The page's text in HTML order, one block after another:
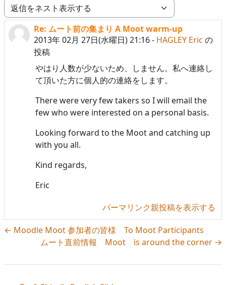
表示モード
Re: ムート前の集まり A Moot warm-up
2013年 02月 27日(水曜日) 21:16- HAGLEY Eric の
投稿
返信数: 0
やはり人数が少ないため、しません。私へ連絡し
て頂いた方に個人的の連絡をします。
There were very few takers so I will email the
few who were interested on a personal basis.
Looking forward to the Moot and catching up
with you all.
Kind regards,
Eric
パーマリンク親投稿を表示する
← Moodle Moot 参加者の皆様 To Moot Participants
ムート直前情報 Moot is around the corner →